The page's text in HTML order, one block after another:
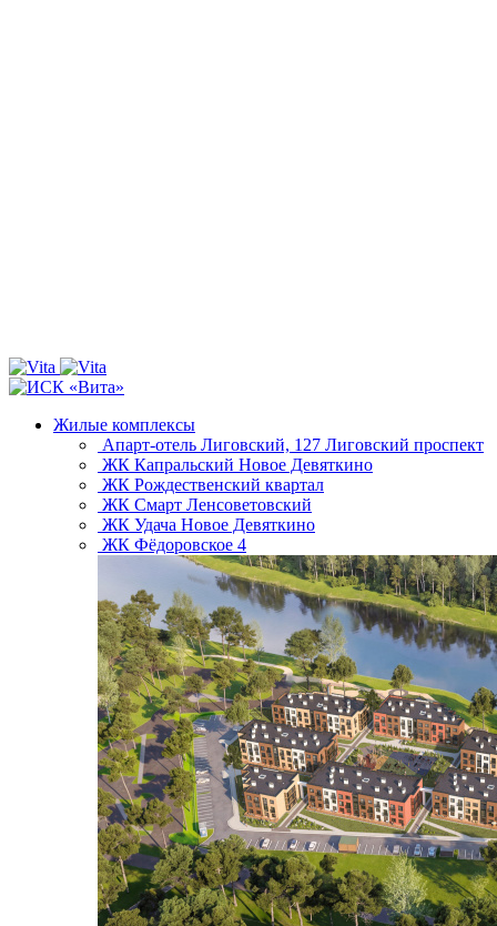
Жилые комплексы
Апарт-отель Лиговский, 127 Лиговский проспект
ЖК Капральский Новое Девяткино
ЖК Рождественский квартал
ЖК Смарт Ленсоветовский
ЖК Удача Новое Девяткино
ЖК Фёдоровское 4